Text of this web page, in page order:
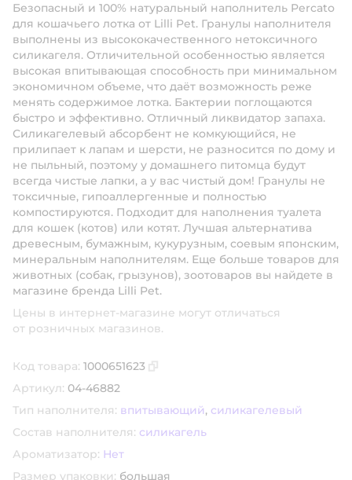
Безопасный и 100% натуральный наполнитель Percato
для кошачьего лотка от Lilli Pet. Гранулы наполнителя
выполнены из высококачественного нетоксичного
силикагеля. Отличительной особенностью является
высокая впитывающая способность при минимальном
экономичном объеме, что даёт возможность реже
менять содержимое лотка. Бактерии поглощаются
быстро и эффективно. Отличный ликвидатор запаха.
Силикагелевый абсорбент не комкующийся, не
прилипает к лапам и шерсти, не разносится по дому и
не пыльный, поэтому у домашнего питомца будут
всегда чистые лапки, а у вас чистый дом! Гранулы не
токсичные, гипоаллергенные и полностью
компостируются. Подходит для наполнения туалета
для кошек (котов) или котят. Лучшая альтернатива
древесным, бумажным, кукурузным, соевым японским,
минеральным наполнителям. Еще больше товаров для
животных (собак, грызунов), зоотоваров вы найдете в
магазине бренда Lilli Pet.
Цены в интернет-магазине могут отличаться
от розничных магазинов.
Код товара: 1000651623
Артикул: 04-46882
Тип наполнителя: впитывающий, силикагелевый
Состав наполнителя: силикагель
Ароматизатор: Нет
Размер упаковки: большая